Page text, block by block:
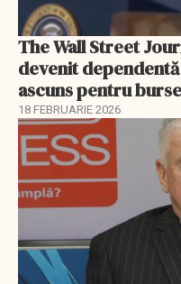
The Wall Street
devenit
ascuns pentru
18 FEBRUARIE 2026
EXCLUSIV